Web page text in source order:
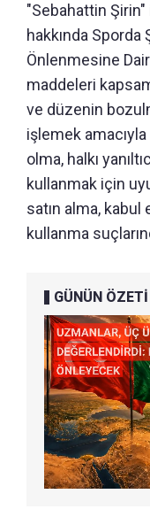
"Sebahattin
hakkında
Önlenmesine
maddeleri
ve düzenin
işlemek
olma, halkı
kullanmak için
satın alma,
kullanma
GÜNÜN ÖZETİ